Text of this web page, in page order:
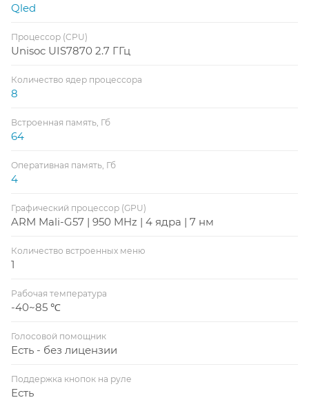
Qled
Процессор (CPU)
Unisoc UIS7870 2.7 ГГц
Количество ядер процессора
8
Встроенная память, Гб
64
Оперативная память, Гб
4
Графический процессор (GPU)
ARM Mali-G57 | 950 MHz | 4 ядра | 7 нм
Количество встроенных меню
1
Рабочая температура
-40~85 ℃
Голосовой помощник
Есть - без лицензии
Поддержка кнопок на руле
Есть